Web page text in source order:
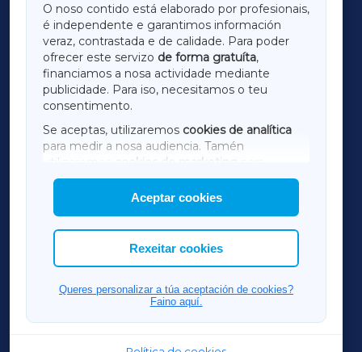
O noso contido está elaborado por profesionais,
é independente e garantimos información
veraz, contrastada e de calidade. Para poder
ofrecer este servizo de forma gratuíta,
financiamos a nosa actividade mediante
publicidade. Para iso, necesitamos o teu
consentimento.
Se aceptas, utilizaremos cookies de analítica
para medir a nosa audiencia. Tamén
utilizaremos
cookies de marketing
mostrar publicidade de terceiros.
Así mesmo, podes personalizar a elección das
cookies que desexas permitir.
Aceptar cookies
Rexeitar cookies
Queres personalizar a túa aceptación de cookies?
Faino aquí.
LUGOXA
TERRACHAXA
AMARIÑAXA
RIBEIRASACRAXA
ACORUÑAXA
FERROLXA
OURENSEXA